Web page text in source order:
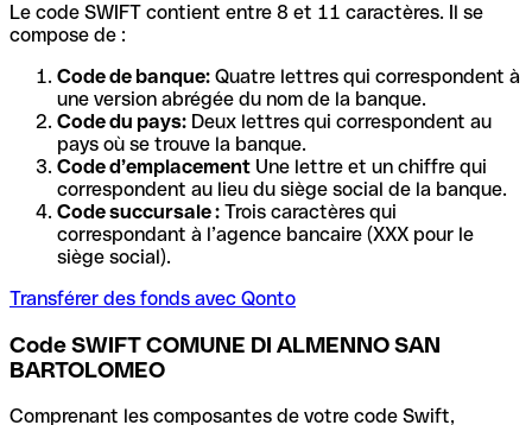
Le code SWIFT contient entre 8 et 11 caractères. Il se
compose de :
Code de banque: Quatre lettres qui correspondent à
une version abrégée du nom de la banque.
Code du pays: Deux lettres qui correspondent au
pays où se trouve la banque.
Code d’emplacement Une lettre et un chiffre qui
correspondent au lieu du siège social de la banque.
Code succursale : Trois caractères qui
correspondant à l’agence bancaire (XXX pour le
siège social).
Transférer des fonds avec Qonto
Code SWIFT COMUNE DI ALMENNO SAN
BARTOLOMEO
Comprenant les composantes de votre code Swift,